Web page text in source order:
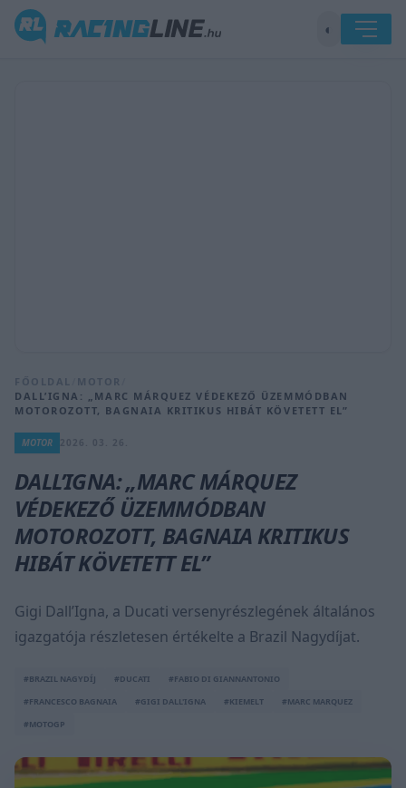
◐
FŐOLDAL MOTOR
DALL’IGNA: „MARC MÁRQUEZ VÉDEKEZŐ ÜZEMMÓDBAN
MOTOROZOTT, BAGNAIA KRITIKUS HIBÁT KÖVETETT EL”
MOTOR
DALL’IGNA: „MARC MÁRQUEZ
VÉDEKEZŐ ÜZEMMÓDBAN
MOTOROZOTT, BAGNAIA KRITIKUS
HIBÁT KÖVETETT EL”
Gigi Dall’Igna, a Ducati versenyrészlegének általános
igazgatója részletesen értékelte a Brazil Nagydíjat.
#BRAZIL NAGYDÍJ #DUCATI
#FABIO DI GIANNANTONIO
#FRANCESCO BAGNAIA
#GIGI DALL'IGNA #KIEMELT
#MARC MARQUEZ
#MOTOGP